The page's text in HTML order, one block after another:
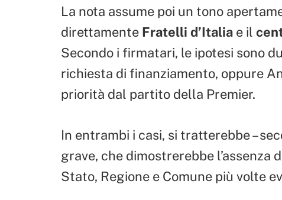
La nota assume poi un tono
direttamente Fratelli d’Italia e il
Secondo i firmatari, le ipotesi sono
richiesta di finanziamento, oppure
priorità dal partito della Premier.
In entrambi i casi, si tratterebbe –
grave, che dimostrerebbe l’assenza
Stato, Regione e Comune più volte